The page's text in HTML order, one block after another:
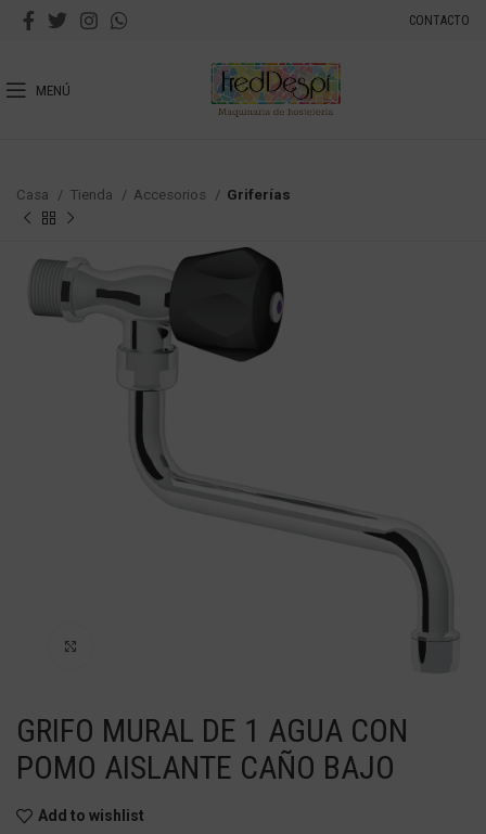
CONTACTO
MENÚ
Casa Tienda Accesorios Griferías
GRIFO MURAL DE 1 AGUA CON
POMO AISLANTE CAÑO BAJO
Add to wishlist